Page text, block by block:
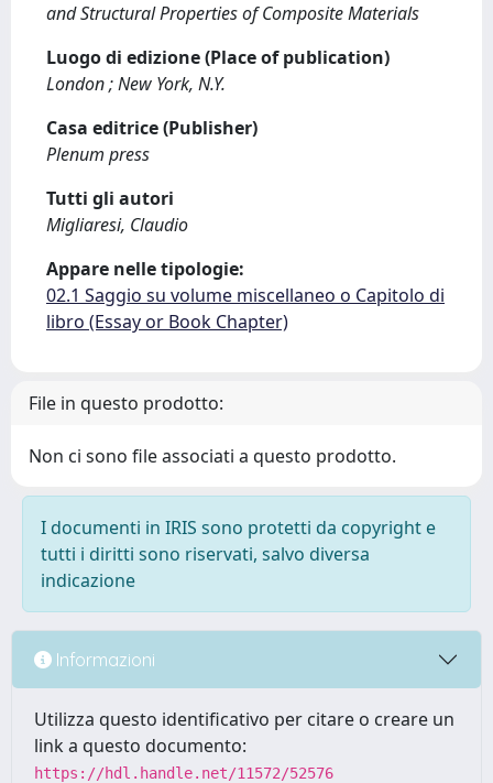
and Structural Properties of Composite Materials
Luogo di edizione (Place of publication)
London ; New York, N.Y.
Casa editrice (Publisher)
Plenum press
Tutti gli autori
Migliaresi, Claudio
Appare nelle tipologie:
02.1 Saggio su volume miscellaneo o Capitolo di
libro (Essay or Book Chapter)
File in questo prodotto:
Non ci sono file associati a questo prodotto.
I documenti in IRIS sono protetti da copyright e
tutti i diritti sono riservati, salvo diversa
indicazione
Informazioni
Utilizza questo identificativo per citare o creare un
link a questo documento:
https://hdl.handle.net/11572/52576